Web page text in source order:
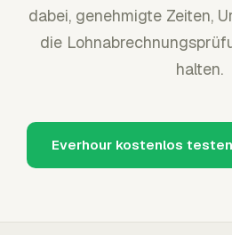
dabei, genehmigte Zeiten,
die
halten.
Everhour kostenlos testen